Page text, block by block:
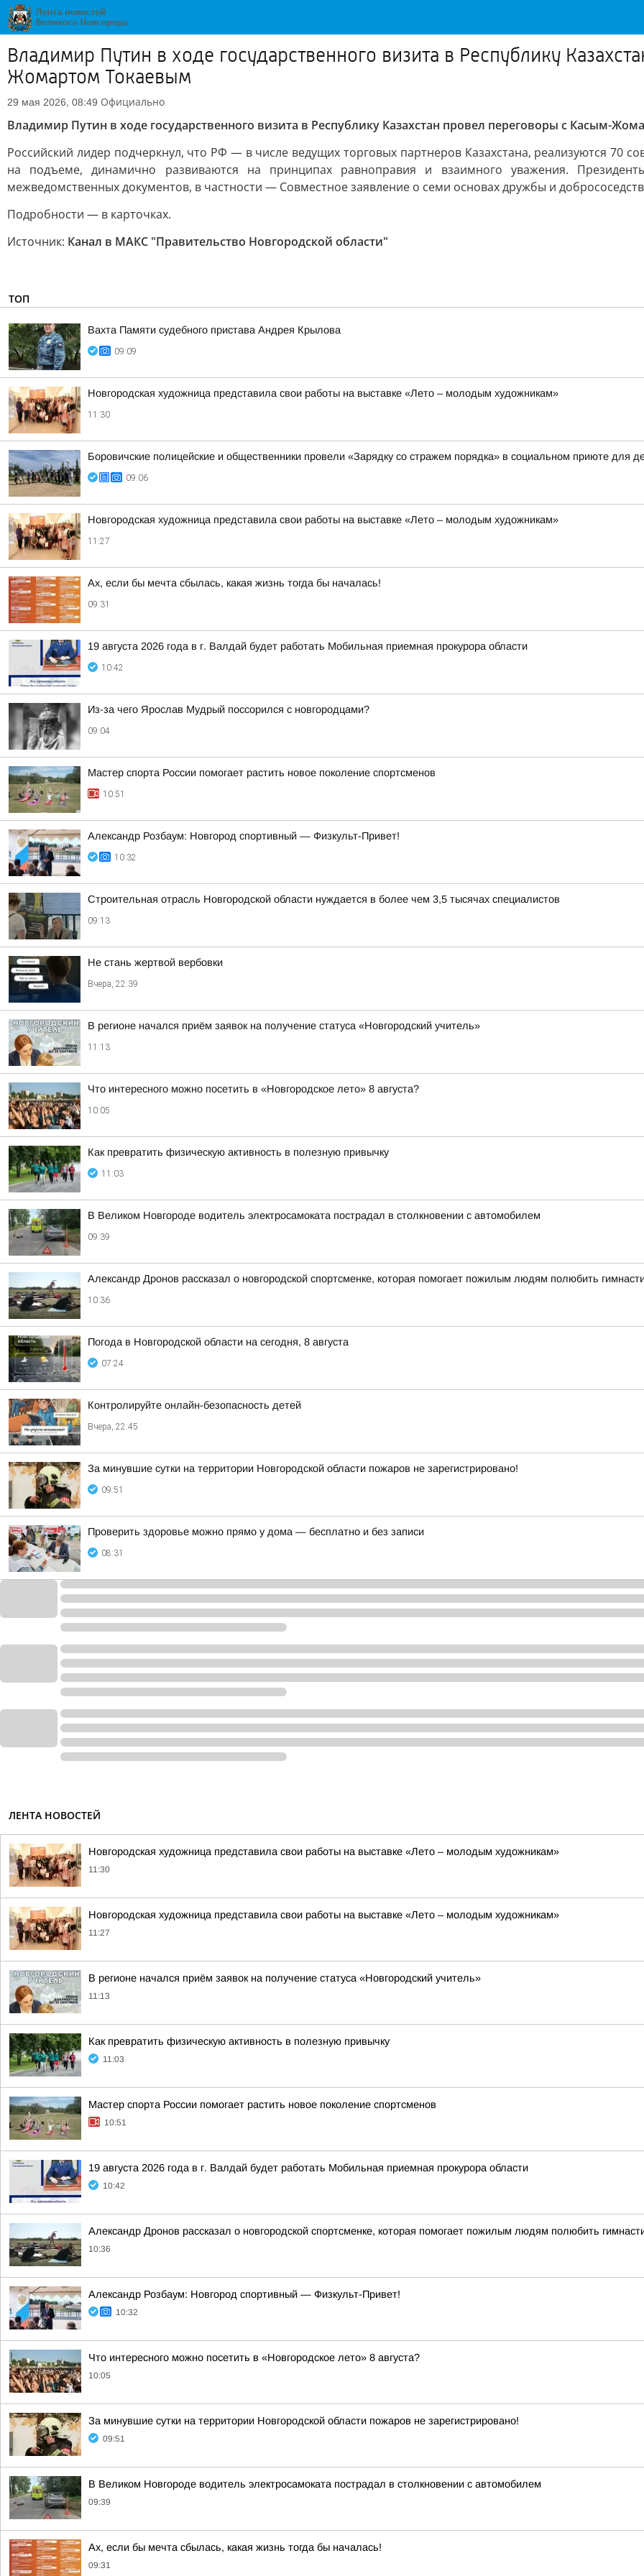
Владимир Путин в ходе государственного визита в Республику
Жомартом Токаевым
29 мая 2026, 08:49 Официально
Владимир Путин в ходе государственного визита в Республику Казахстан провел переговоры с Касым-
Российский лидер подчеркнул, что РФ — в числе ведущих торговых партнеров Казахстана, реализуются 70
на подъеме, динамично развиваются на принципах равноправия и взаимного уважения.
межведомственных документов, в частности — Совместное заявление о семи основах дружбы и
Подробности — в карточках.
Источник: Канал в МАКС "Правительство Новгородской области"
ТОП
Вахта Памяти судебного пристава Андрея Крылова
09:09
Новгородская художница представила свои работы на выставке «Лето – молодым художникам»
11:30
Боровичские полицейские и общественники провели «Зарядку со стражем порядка» в социальном приюте для
09:06
Новгородская художница представила свои работы на выставке «Лето – молодым художникам»
11:27
Ах, если бы мечта сбылась, какая жизнь тогда бы началась!
09:31
19 августа 2026 года в г. Валдай будет работать Мобильная приемная прокурора области
10:42
Из-за чего Ярослав Мудрый поссорился с новгородцами?
09:04
Мастер спорта России помогает растить новое поколение спортсменов
10:51
Александр Розбаум: Новгород спортивный — Физкульт-Привет!
10:32
Строительная отрасль Новгородской области нуждается в более чем 3,5 тысячах специалистов
09:13
Не стань жертвой вербовки
Вчера, 22:39
В регионе начался приём заявок на получение статуса «Новгородский учитель»
11:13
Что интересного можно посетить в «Новгородское лето» 8 августа?
10:05
Как превратить физическую активность в полезную привычку
11:03
В Великом Новгороде водитель электросамоката пострадал в столкновении с автомобилем
09:39
Александр Дронов рассказал о новгородской спортсменке, которая помогает пожилым людям полюбить
10:36
Погода в Новгородской области на сегодня, 8 августа
07:24
Контролируйте онлайн-безопасность детей
Вчера, 22:45
За минувшие сутки на территории Новгородской области пожаров не зарегистрировано!
09:51
Проверить здоровье можно прямо у дома — бесплатно и без записи
08:31
ЛЕНТА НОВОСТЕЙ
Новгородская художница представила свои работы на выставке «Лето – молодым художникам»
11:30
Новгородская художница представила свои работы на выставке «Лето – молодым художникам»
11:27
В регионе начался приём заявок на получение статуса «Новгородский учитель»
11:13
Как превратить физическую активность в полезную привычку
11:03
Мастер спорта России помогает растить новое поколение спортсменов
10:51
19 августа 2026 года в г. Валдай будет работать Мобильная приемная прокурора области
10:42
Александр Дронов рассказал о новгородской спортсменке, которая помогает пожилым людям полюбить
10:36
Александр Розбаум: Новгород спортивный — Физкульт-Привет!
10:32
Что интересного можно посетить в «Новгородское лето» 8 августа?
10:05
За минувшие сутки на территории Новгородской области пожаров не зарегистрировано!
09:51
В Великом Новгороде водитель электросамоката пострадал в столкновении с автомобилем
09:39
Ах, если бы мечта сбылась, какая жизнь тогда бы началась!
09:31